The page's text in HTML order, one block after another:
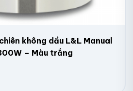
không dầu L&L Manual
– Màu trắng